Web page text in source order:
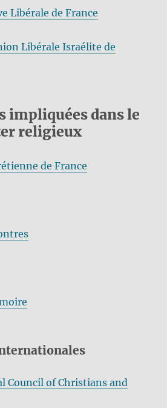
Libérale de France
Libérale Israélite de
impliquées dans le
religieux
de France
Council of Christians and